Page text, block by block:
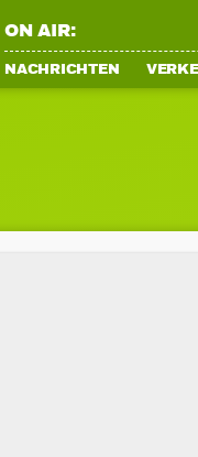
ON AIR:
NACHRICHTEN